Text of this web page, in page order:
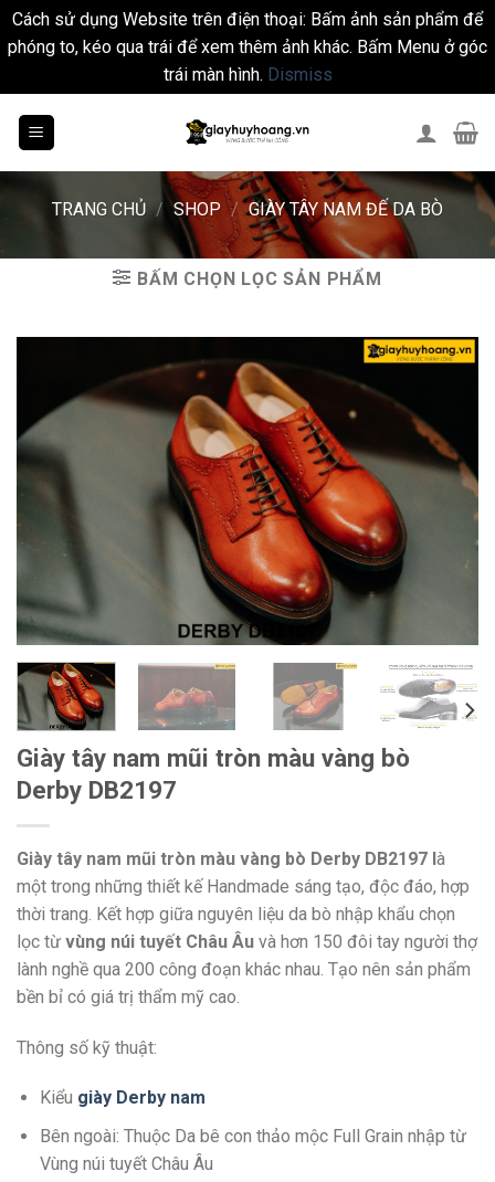
Cách sử dụng Website trên điện thoại: Bấm ảnh sản phẩm để
phóng to, kéo qua trái để xem thêm ảnh khác. Bấm Menu ở góc
trái màn hình. Dismiss
TRANG CHỦ / SHOP / GIÀY TÂY NAM ĐẾ DA BÒ
BẤM CHỌN LỌC SẢN PHẨM
Giày tây nam mũi tròn màu vàng bò
Derby DB2197
Giày tây nam mũi tròn màu vàng bò Derby DB2197 là
một trong những thiết kế Handmade sáng tạo, độc đáo, hợp
thời trang. Kết hợp giữa nguyên liệu da bò nhập khẩu chọn
lọc từ vùng núi tuyết Châu Âu và hơn 150 đôi tay người thợ
lành nghề qua 200 công đoạn khác nhau. Tạo nên sản phẩm
bền bỉ có giá trị thẩm mỹ cao.
Thông số kỹ thuật:
Kiểu giày Derby nam
Bên ngoài: Thuộc Da bê con thảo mộc Full Grain nhập từ
Vùng núi tuyết Châu Âu